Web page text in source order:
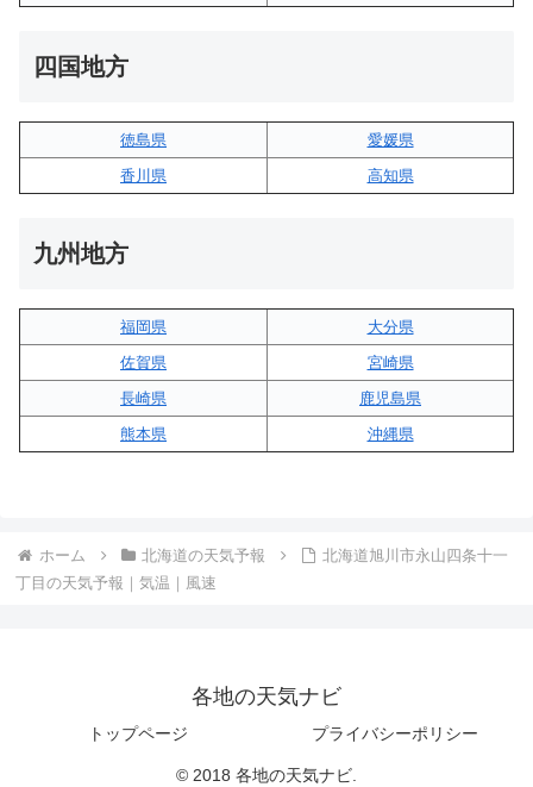
四国地方
徳島県
愛媛県
香川県
高知県
九州地方
福岡県
大分県
佐賀県
宮崎県
長崎県
鹿児島県
熊本県
沖縄県
ホーム 北海道の天気予報
北海道旭川市永山四条十一
丁目の天気予報｜気温｜風速
各地の天気ナビ
トップページ プライバシーポリシー
© 2018 各地の天気ナビ.